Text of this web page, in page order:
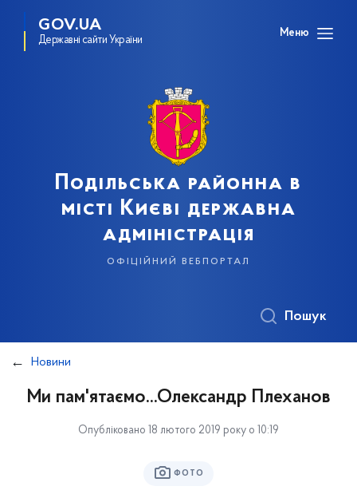
GOV.UA
Державні сайти України
Меню
Подільська районна в
місті Києві державна
адміністрація
офіційний вебпортал
Пошук
Новини
Ми пам'ятаємо...Олександр Плеханов
Опубліковано 18 лютого 2019 року о 10:19
ФОТО